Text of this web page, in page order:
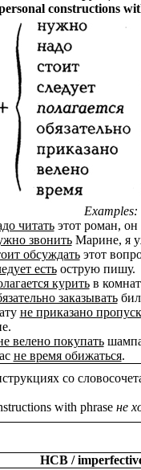
constructions
Examples:
читатьэтот роман, он
звонитьМарине, я
обсуждатьэтот
естьострую пишу.
куритьв
заказывать
не приказано
велено покупать
не время обижаться.
со
with phrase не
НСВ /